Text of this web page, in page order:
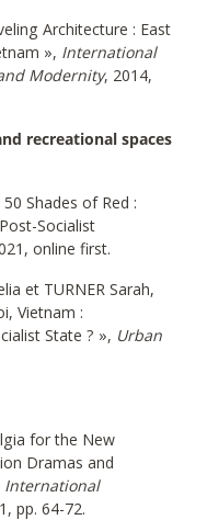
Architecture : East
», International
Modernity, 2014,
recreational spaces
Shades of Red :
Socialist
online first.
et TURNER Sarah,
Vietnam :
State ? », Urban
for the New
Dramas and
International
pp. 64-72.